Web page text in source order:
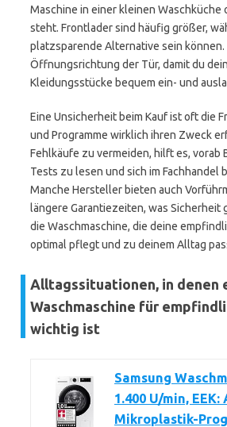
Maschine in einer kleinen Waschküche
steht. Frontlader sind häufig größer,
platzsparende Alternative sein können.
Öffnungsrichtung der Tür, damit du
Kleidungsstücke bequem ein- und
Eine Unsicherheit beim Kauf ist oft die
und Programme wirklich ihren Zweck
Fehlkäufe zu vermeiden, hilft es, vorab
Tests zu lesen und sich im Fachhandel
Manche Hersteller bieten auch
längere Garantiezeiten, was Sicherheit
die Waschmaschine, die deine
optimal pflegt und zu deinem Alltag
Alltagssituationen, in denen
Waschmaschine für
wichtig ist
Samsung
1.400 U/min, EEK:
Mikroplastik-